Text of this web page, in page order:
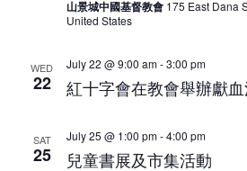
山景城中國基督教會 175 East Dana
United States
WED
22 紅十字會在教會舉辦獻
July 22 @ 9:00 am-3:00 pm
SAT
25 兒童書展及市集活動
July 25 @ 1:00 pm-4:00 pm